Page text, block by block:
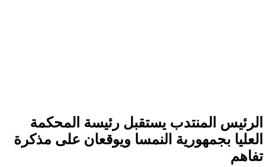
الرئيس المنتدب يستقبل رئيسة المحكمة
العليا بجمهورية النمسا ويوقعان على مذكرة
تفاهم